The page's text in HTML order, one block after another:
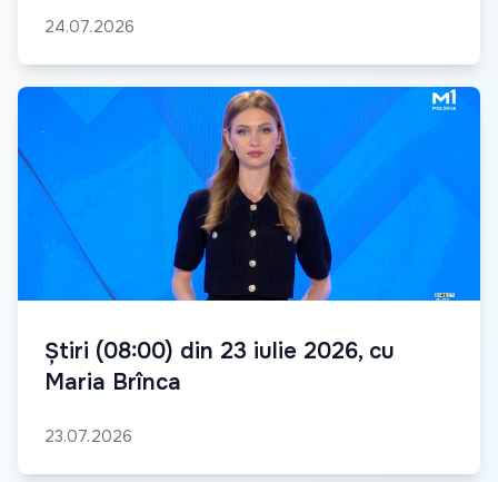
24.07.2026
Știri (08:00) din 23 iulie 2026, cu
Maria Brînca
23.07.2026